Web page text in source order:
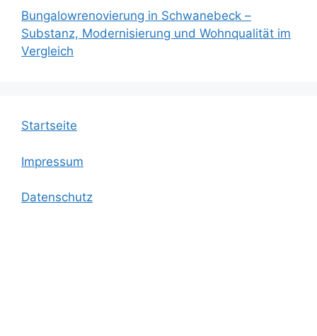
Bungalowrenovierung in Schwanebeck –
Substanz, Modernisierung und Wohnqualität im
Vergleich
Startseite
Impressum
Datenschutz